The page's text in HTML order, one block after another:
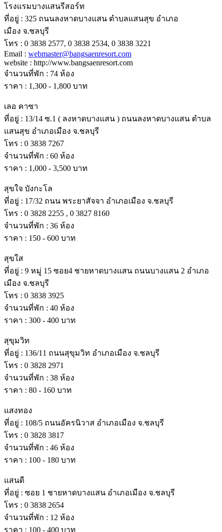
โรงแรมบางแสนรีสอร์ท
ที่อยู่ : 325 ถนนลงหาดบางแสน ตําบลแสนสุข อําเภอ
เมือง จ.ชลบุรี
โทร : 0 3838 2577, 0 3838 2534, 0 3838 3221
Email : webmaster@bangsaenresort.com
website : http://www.bangsaenresort.com
จํานวนที่พัก : 74 ห้อง
ราคา : 1,300 - 1,800 บาท
เลอ คาซา
ที่อยู่ : 13/14 ซ.1 ( ลงหาดบางแสน ) ถนนลงหาดบางแสน ตําบล
แสนสุข อําเภอเมือง จ.ชลบุรี
โทร : 0 3838 7267
จํานวนที่พัก : 60 ห้อง
ราคา : 1,000 - 3,500 บาท
สุขใจ บังกะโล
ที่อยู่ : 17/32 ถนน พระยาสัจจา อําเภอเมือง จ.ชลบุรี
โทร : 0 3828 2255 , 0 3827 8160
จํานวนที่พัก : 36 ห้อง
ราคา : 150 - 600 บาท
สุขใส
ที่อยู่ : 9 หมู่ 15 ซอย4 ชายหาดบางแสน ถนนบางแสน 2 อําเภอ
เมือง จ.ชลบุรี
โทร : 0 3838 3925
จํานวนที่พัก : 40 ห้อง
ราคา : 300 - 400 บาท
สุขุมวิท
ที่อยู่ : 136/11 ถนนสุขุมวิท อําเภอเมือง จ.ชลบุรี
โทร : 0 3828 2971
จํานวนที่พัก : 38 ห้อง
ราคา : 80 - 160 บาท
แสงทอง
ที่อยู่ : 108/5 ถนนอัครนิวาส อําเภอเมือง จ.ชลบุรี
โทร : 0 3828 3817
จํานวนที่พัก : 46 ห้อง
ราคา : 100 - 180 บาท
แสนดี
ที่อยู่ : ซอย 1 ชายหาดบางแสน อําเภอเมือง จ.ชลบุรี
โทร : 0 3838 2654
จํานวนที่พัก : 12 ห้อง
ราคา : 100 - 400 บาท